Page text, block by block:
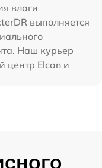
влаги
выполняется
Наш курьер
центр Elcan и